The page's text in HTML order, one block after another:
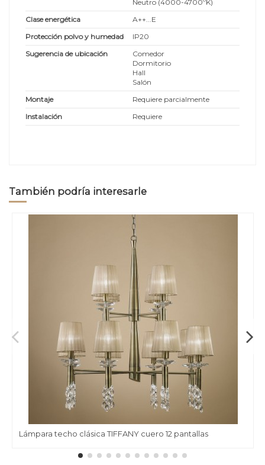
Neutro (4000-4700ºK)
Clase energética
A++...E
Protección polvo y humedad
IP20
Sugerencia de ubicación
Comedor
Dormitorio
Hall
Salón
Montaje
Requiere parcialmente
Instalación
Requiere
También podría interesarle
Lámpara techo clásica TIFFANY cuero 12 pantallas